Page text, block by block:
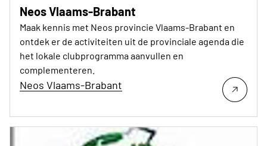
Neos Vlaams-Brabant
Maak kennis met Neos provincie Vlaams-Brabant en
ontdek er de activiteiten uit de provinciale agenda die
het lokale clubprogramma aanvullen en
complementeren.
Neos Vlaams-Brabant